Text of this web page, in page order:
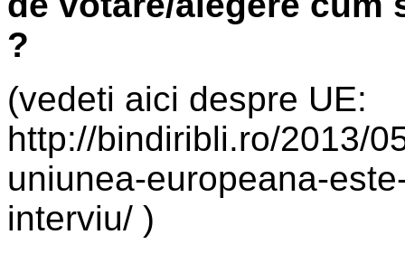
?
(vedeti aici despre UE:
http://bindiribli.ro/2013/
uniunea-europeana-
interviu/ )